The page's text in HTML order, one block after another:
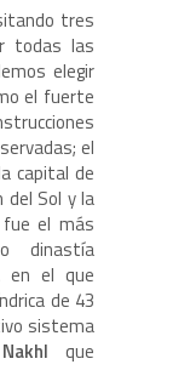
tres
todas las
elegir
el fuerte
el
capital de
del Sol y la
el más
dinastía
en el que
de 43
sistema
Nakhl que